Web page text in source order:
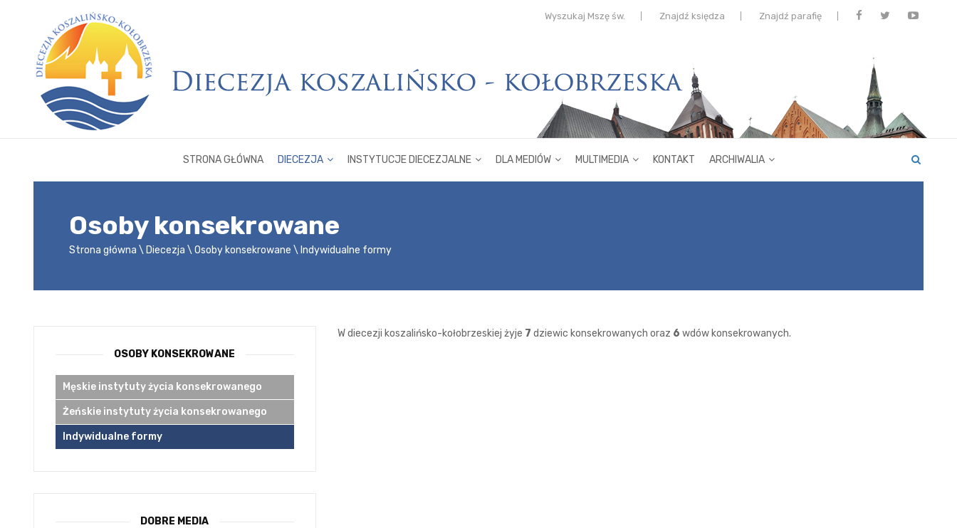
Wyszukaj Mszę św. Znajdź księdza Znajdź parafię
STRONA GŁÓWNA DIECEZJA INSTYTUCJE DIECEZJALNE DLA MEDIÓW MULTIMEDIA KONTAKT ARCHIWALIA
Osoby konsekrowane
Strona główna Diecezja Osoby konsekrowane Indywidualne formy
W diecezji koszalińsko-kołobrzeskiej żyje 7 dziewic konsekrowanych oraz 6 wdów konsekrowanych.
OSOBY KONSEKROWANE
Męskie instytuty życia konsekrowanego
Żeńskie instytuty życia konsekrowanego
Indywidualne formy
DOBRE MEDIA